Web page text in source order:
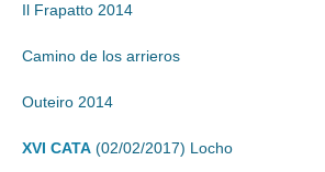
Il Frapatto 2014
Camino de los arrieros
Outeiro 2014
XVI CATA (02/02/2017) Locho